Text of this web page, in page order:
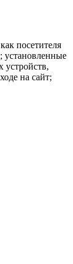
посетителя
установленные
устройств,
на сайт;